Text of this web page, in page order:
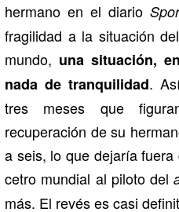
hermano en el diario
fragilidad a la situación
mundo, una situación,
nada de tranquilidad.
tres meses que
recuperación de su
a seis, lo que dejaría
cetro mundial al piloto del
más. El revés es casi